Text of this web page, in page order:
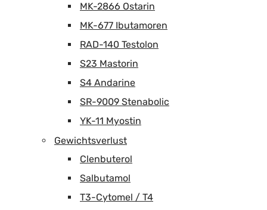
MK-2866 Ostarin
MK-677 Ibutamoren
RAD-140 Testolon
S23 Mastorin
S4 Andarine
SR-9009 Stenabolic
YK-11 Myostin
Gewichtsverlust
Clenbuterol
Salbutamol
T3-Cytomel / T4